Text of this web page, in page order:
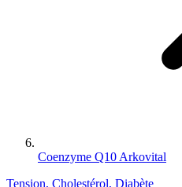
Coenzyme Q10 Arkovital
Tension, Cholestérol, Diabète